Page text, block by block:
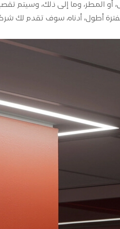
أو المطر، وما إلى ذلك، وسيتم